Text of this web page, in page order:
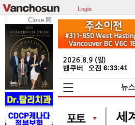
Login
Close
2026.8.9 (일)
밴쿠버 오전 6:33:41
뉴
세